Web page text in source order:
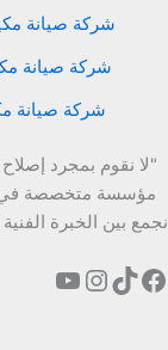
شركة صيانة مكيفات
شركة صيانة مكيفات
شركة صيانة مكيفات
"لا نقوم بمجرد
مؤسسة متخصصة في
نجمع بين الخبرة